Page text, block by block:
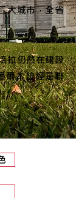
大城市，全省
拉仍然在建設
爾本曾經是聯